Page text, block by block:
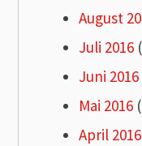
August
Juli 2016
Juni 2016
Mai 2016
April 2016